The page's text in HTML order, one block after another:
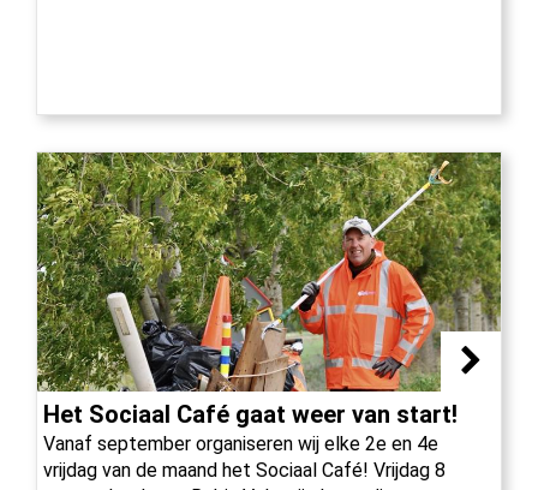
Het Sociaal Café gaat weer van start!
Vanaf september organiseren wij elke 2e en 4e
vrijdag van de maand het Sociaal Café! Vrijdag 8